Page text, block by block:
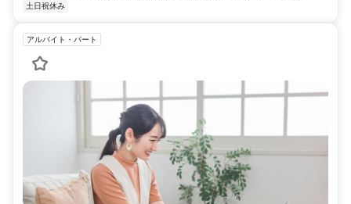
土日祝休み
アルバイト・パート